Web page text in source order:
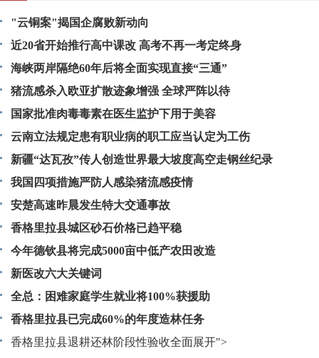
"云铜案"揭国企腐败新动向
近20省开始推行高中课改 高考不再一考定终身
海峡两岸隔绝60年后将全面实现直接“三通”
猪流感杀入欧亚扩散迹象增强 全球严阵以待
国家批准肉毒毒素在医生监护下用于美容
云南立法规定患有职业病的职工应当认定为工伤
新疆“达瓦孜”传人创造世界最大坡度高空走钢丝纪录
我国四项措施严防人感染猪流感疫情
安楚高速昨晨发生特大交通事故
香格里拉县城区砂石价格已趋平稳
今年德钦县将完成5000亩中低产农田改造
新医改六大关键词
全总：困难家庭学生就业将100%获援助
香格里拉县已完成60%的年度造林任务
香格里拉县退耕还林阶段性验收全面展开">